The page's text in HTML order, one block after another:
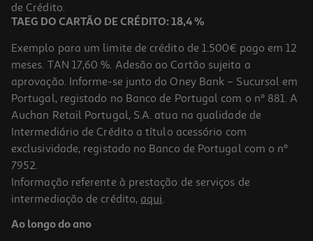
de Crédito.
TAEG DO CARTÃO DE CRÉDITO: 18,4 %
Exemplo para um limite de crédito de 1.500€ pago em 12
meses. TAN 17,60 %. Adesão ao Cartão sujeita a
aprovação. Informe-se junto do Oney Bank – Sucursal em
Portugal, registado no Banco de Portugal com o nº 881. A
Auchan Retail Portugal, S.A. atua na qualidade de
Intermediário de Crédito a título acessório com
exclusividade, registado no Banco de Portugal com o nº
7952.
Informação referente à prestação de serviços de
intermediação de crédito, aqui.
Ao longo do ano